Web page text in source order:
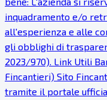
inquadramento e/o
all'esperienza e alle
gli obblighi di
2023/970). Link Utili
Fincantieri) Sito
tramite il portale